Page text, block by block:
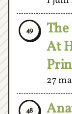
49
At
27
48